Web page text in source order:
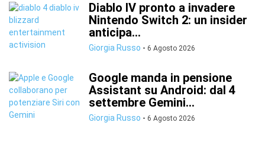
Diablo IV pronto a invadere
Nintendo Switch 2: un insider
anticipa...
Giorgia Russo - 6 Agosto 2026
Google manda in pensione
Assistant su Android: dal 4
settembre Gemini...
Giorgia Russo - 6 Agosto 2026